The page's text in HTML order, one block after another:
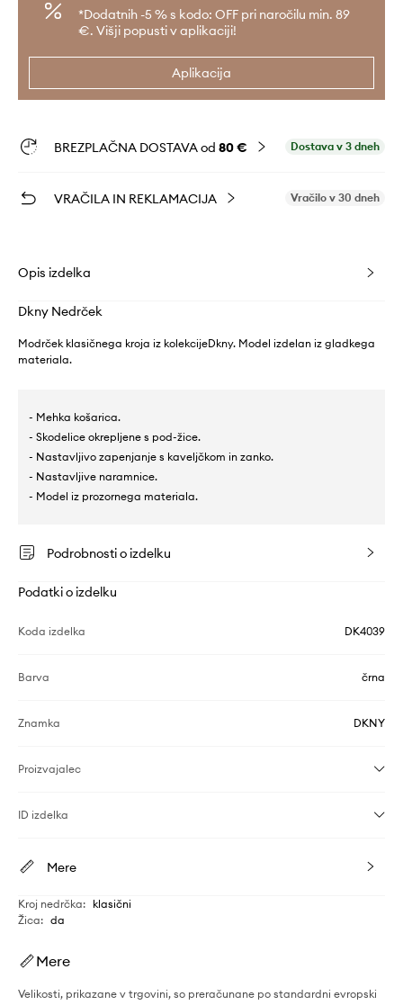
*Dodatnih -5 % s kodo: OFF pri naročilu min. 89
€. Višji popusti v aplikaciji!
Aplikacija
BREZPLAČNA DOSTAVA od 80 € Dostava v 3 dneh
VRAČILA IN REKLAMACIJA Vračilo v 30 dneh
Opis izdelka
Dkny Nedrček
Modrček klasičnega kroja iz kolekcijeDkny. Model izdelan iz gladkega
materiala.
- Mehka košarica.
- Skodelice okrepljene s pod-žice.
- Nastavljivo zapenjanje s kaveljčkom in zanko.
- Nastavljive naramnice.
- Model iz prozornega materiala.
Podrobnosti o izdelku
Podatki o izdelku
Koda izdelka DK4039
Barva črna
Znamka DKNY
Proizvajalec
ID izdelka
Mere
Kroj nedrčka: klasični
Žica: da
Mere
Velikosti, prikazane v trgovini, so preračunane po standardni evropski